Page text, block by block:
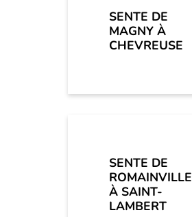
SENTE DE
MAGNY À
CHEVREUSE
SENTE DE
ROMAINVILLE
À SAINT-
LAMBERT